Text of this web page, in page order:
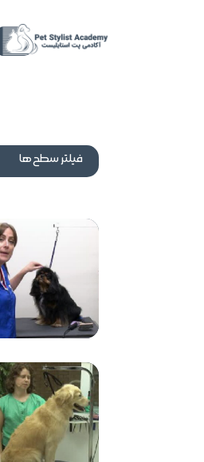
فیلتر سطح ها